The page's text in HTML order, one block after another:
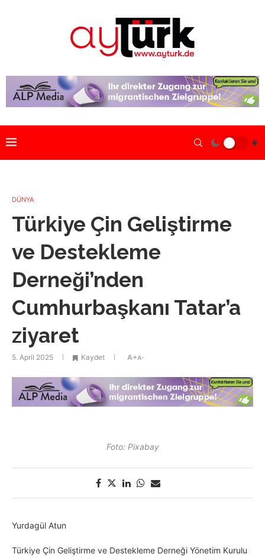
DÜNYA
Türkiye Çin Geliştirme
ve Destekleme
Derneği’nden
Cumhurbaşkanı Tatar’a
ziyaret
5. April 2025 Kaydet A+A-
Foto: Pixabay
Yurdagül Atun
Türkiye Çin Geliştirme ve Destekleme Derneği Yönetim Kurulu